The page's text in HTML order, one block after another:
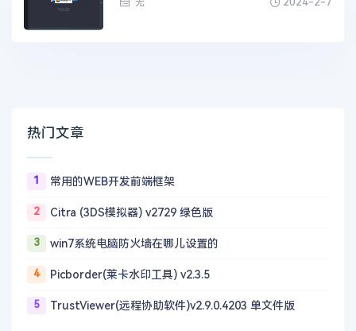
热门文章
1 常用的WEB开发前端框架
2 Citra (3DS模拟器) v2729 绿色版
3 win7系统电脑防火墙在哪儿设置的
4 Picborder(莱卡水印工具) v2.3.5
5 TrustViewer(远程协助软件)v2.9.0.4203 单文件版